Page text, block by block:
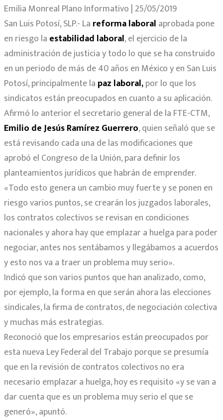
Emilia Monreal Plano Informativo | 25/05/2019
San Luis Potosí, SLP.- La reforma laboral aprobada pone
en riesgo la estabilidad laboral, el ejercicio de la
administración de justicia y todo lo que se ha construido
en un periodo de más de 40 años en México y en San Luis
Potosí, principalmente la paz laboral,por lo que los
sindicatos están preocupados en cuanto a su aplicación.
Afirmó lo anterior el secretario general de la FTE-CTM,
Emilio de Jesús Ramírez Guerrero, quien señaló que se
está revisando cada una de las modificaciones que
aprobó el Congreso de la Unión, para definir los
planteamientos jurídicos que habrán de emprender.
«Todo esto genera un cambio muy fuerte y se ponen en
riesgo varios puntos, se crearán los juzgados laborales,
los contratos colectivos se revisan en condiciones
nacionales y ahora hay que emplazar a huelga para poder
negociar, antes nos sentábamos y llegábamos a acuerdos
y esto nos va a traer un problema muy serio».
Indicó que son varios puntos que han analizado, como,
por ejemplo, la forma en que serán ahora las elecciones
sindicales, la firma de contratos, de negociación colectiva
y muchas más estrategias.
Reconoció que los empresarios están preocupados por
esta nueva Ley Federal del Trabajo porque se presumía
que en la revisión de contratos colectivos no era
necesario emplazar a huelga, hoy es requisito «y se van a
dar cuenta que es un problema muy serio el que se
generó», apuntó.